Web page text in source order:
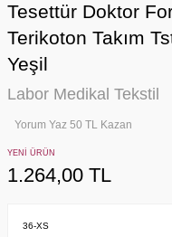
Tesettür Doktor
Terikoton Takım
Yeşil
Labor Medikal Tekstil
Yorum Yaz 50 TL Kazan
YENİ ÜRÜN
1.264,00 TL